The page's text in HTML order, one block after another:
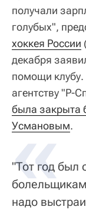
получали
голубых",
хоккея России
декабря
помощи
агентству "Р-
была закрыта
Усмановым.
"Тот год был
надо